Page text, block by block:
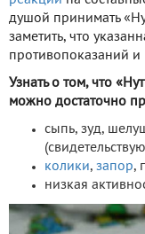
душой принимать
заметить, что
противопоказаний и
Узнать о том, что
можно достаточно
сыпь, зуд,
колики, запор,
низкая